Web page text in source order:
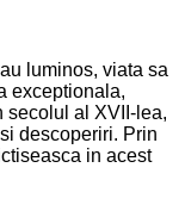
luminos, viata sa
exceptionala,
secolul al XVII-lea,
descoperiri. Prin
in acest